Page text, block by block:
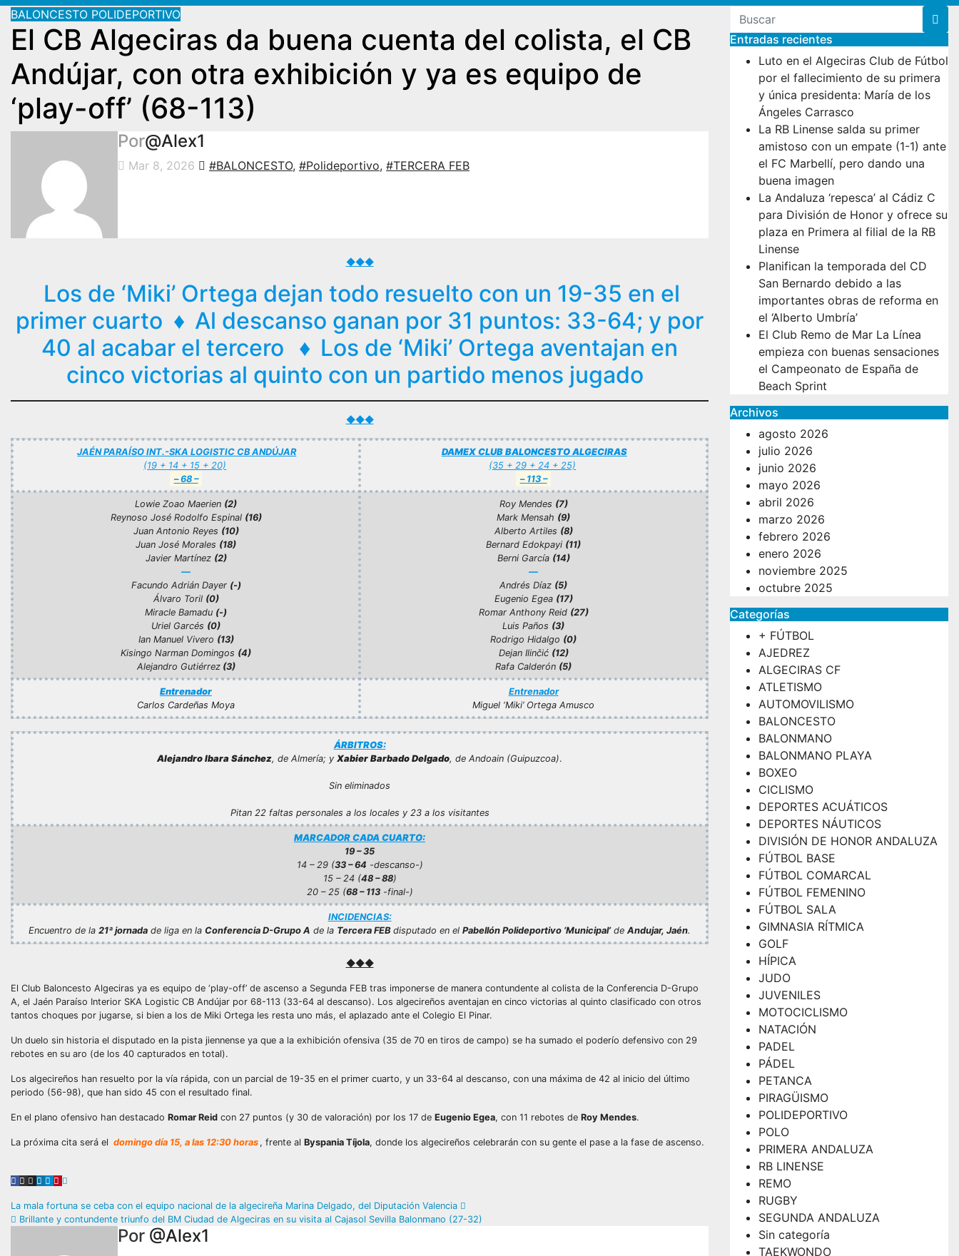
BALONCESTO POLIDEPORTIVO
El CB Algeciras da buena cuenta del colista, el CB
Andújar, con otra exhibición y ya es equipo de
‘play-off’ (68-113)
Por@Alex1
Mar 8, 2026 #BALONCESTO, #Polideportivo, #TERCERA FEB
◆◆◆
Los de ‘Miki’ Ortega dejan todo resuelto con un 19-35 en el
primer cuarto ♦ Al descanso ganan por 31 puntos: 33-64; y por
40 al acabar el tercero ♦ Los de ‘Miki’ Ortega aventajan en
cinco victorias al quinto con un partido menos jugado
◆◆◆
JAÉN PARAÍSO INT.-SKA LOGISTIC CB ANDÚJAR
(19 + 14 + 15 + 20)
–68 –
DAMEX CLUB BALONCESTO ALGECIRAS
(35 + 29 + 24 + 25)
– 113 –
Lowie Zoao Maerien (2)
Reynoso José Rodolfo Espinal (16)
Juan Antonio Reyes (10)
Juan José Morales (18)
Javier Martínez (2)
—
Facundo Adrián Dayer (-)
Álvaro Toril (0)
Miracle Bamadu (-)
Uriel Garcés (0)
Ian Manuel Vivero (13)
Kisingo Narman Domingos (4)
Alejandro Gutiérrez(3)
Roy Mendes (7)
Mark Mensah (9)
Alberto Artiles (8)
Bernard Edokpayi (11)
Berni García (14)
—
Andrés Díaz (5)
Eugenio Egea (17)
Romar Anthony Reid (27)
Luis Paños (3)
Rodrigo Hidalgo (0)
Dejan Ilinčić (12)
Rafa Calderón (5)
Entrenador
Carlos Cardeñas Moya
Entrenador
Miguel ‘Miki’ Ortega Amusco
ÁRBITROS:
Alejandro Ibara Sánchez, de Almería; y Xabier Barbado Delgado, de Andoain (Guipuzcoa).
Sin eliminados
Pitan 22 faltas personales a los locales y 23 a los visitantes
MARCADOR CADA CUARTO:
19 – 35
14 – 29 (33 – 64 -descanso-)
15 – 24 (48 – 88)
20 – 25 (68 – 113-final-)
INCIDENCIAS:
Encuentro de la 21ª jornada de liga en la Conferencia D-Grupo A de la Tercera FEBdisputado en el Pabellón Polideportivo ‘Municipal’de Andujar, Jaén.
◆◆◆
El Club Baloncesto Algeciras ya es equipo de ‘play-off’ de ascenso a Segunda FEB tras imponerse de manera contundente al colista de la Conferencia D-Grupo
A, el Jaén Paraíso Interior SKA Logistic CB Andújar por 68-113 (33-64 al descanso). Los algecireños aventajan en cinco victorias al quinto clasificado con otros
tantos choques por jugarse, si bien a los de Miki Ortega les resta uno más, el aplazado ante el Colegio El Pinar.
Un duelo sin historia el disputado en la pista jiennense ya que a la exhibición ofensiva (35 de 70 en tiros de campo) se ha sumado el poderío defensivo con 29
rebotes en su aro (de los 40 capturados en total).
Los algecireños han resuelto por la vía rápida, con un parcial de 19-35 en el primer cuarto, y un 33-64 al descanso, con una máxima de 42 al inicio del último
periodo (56-98), que han sido 45 con el resultado final.
En el plano ofensivo han destacado Romar Reid con 27 puntos (y 30 de valoración) por los 17 de Eugenio Egea, con 11 rebotes de Roy Mendes.
La próxima cita será el domingo día 15, a las 12:30 horas , frente alByspania Tíjola, donde los algecireños celebrarán con su gente el pase a la fase de ascenso.
Navegación
La mala fortuna se ceba con el equipo nacional de la algecireña Marina Delgado, del Diputación Valencia
Brillante y contundente triunfo del BM Ciudad de Algeciras en su visita al Cajasol Sevilla Balonmano (27-32)
Por @Alex1
Entradas recientes
Luto en el Algeciras Club de Fútbol
por el fallecimiento de su primera
y única presidenta: María de los
Ángeles Carrasco
La RB Linense salda su primer
amistoso con un empate (1-1) ante
el FC Marbellí, pero dando una
buena imagen
La Andaluza ‘repesca’ al Cádiz C
para División de Honor y ofrece su
plaza en Primera al filial de la RB
Linense
Planifican la temporada del CD
San Bernardo debido a las
importantes obras de reforma en
el ‘Alberto Umbría’
El Club Remo de Mar La Línea
empieza con buenas sensaciones
el Campeonato de España de
Beach Sprint
Archivos
agosto 2026
julio 2026
junio 2026
mayo 2026
abril 2026
marzo 2026
febrero 2026
enero 2026
noviembre 2025
octubre 2025
Categorías
+ FÚTBOL
AJEDREZ
ALGECIRAS CF
ATLETISMO
AUTOMOVILISMO
BALONCESTO
BALONMANO
BALONMANO PLAYA
BOXEO
CICLISMO
DEPORTES ACUÁTICOS
DEPORTES NÁUTICOS
DIVISIÓN DE HONOR ANDALUZA
FÚTBOL BASE
FÚTBOL COMARCAL
FÚTBOL FEMENINO
FÚTBOL SALA
GIMNASIA RÍTMICA
GOLF
HÍPICA
JUDO
JUVENILES
MOTOCICLISMO
NATACIÓN
PADEL
PÁDEL
PETANCA
PIRAGÜISMO
POLIDEPORTIVO
POLO
PRIMERA ANDALUZA
RB LINENSE
REMO
RUGBY
SEGUNDA ANDALUZA
Sin categoría
TAEKWONDO